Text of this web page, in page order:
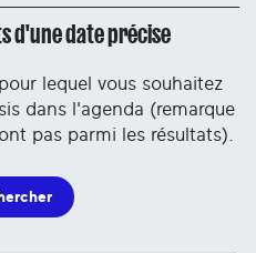
d'une date précise
lequel vous souhaitez
dans l'agenda (remarque
pas parmi les résultats).